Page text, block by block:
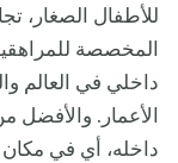
للأطفال الصغار،
المخصصة
داخلي في العالم
الأعمار. والأفضل
داخله، أي في